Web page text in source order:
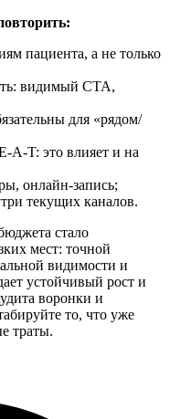
пациента, а не только
видимый CTA,
для «рядом/
это влияет и на
онлайн-запись;
текущих каналов.
стало
мест: точной
видимости и
устойчивый рост и
воронки и
то, что уже
траты.